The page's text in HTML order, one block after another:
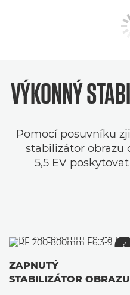
VÝKONNÝ
Pomocí posuvníku
stabilizátor obrazu
5,5 EV
ZAPNUTÝ
STABILIZÁTOR OBRAZU